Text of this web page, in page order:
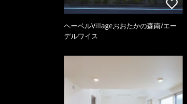
ヘーベルVillageおおたかの森南/エー
デルワイス